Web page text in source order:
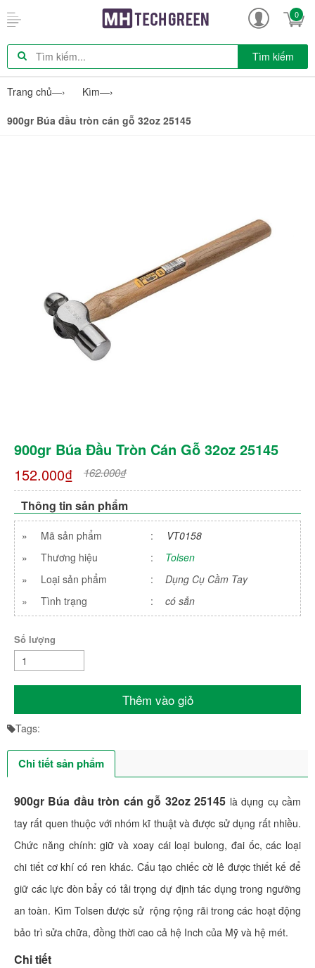
0
Tìm kiếm
Trang chủ—› Kìm—›
900gr Búa đầu tròn cán gỗ 32oz 25145
900gr Búa Đầu Tròn Cán Gỗ 32oz 25145
152.000₫
162.000₫
Thông tin sản phẩm
» Mã sản phẩm :
VT0158
»
Thương hiệu :
Tolsen
»
Loại sản phẩm :
Dụng Cụ Cầm Tay
»
Tình trạng : có sẳn
Số lượng
Thêm vào giỏ
Tags:
Chi tiết sản phẩm
900gr Búa đầu tròn cán gỗ 32oz 25145 là dụng cụ cầm
tay rất quen thuộc với nhóm kĩ thuật và được sử dụng rất nhiều.
Chức năng chính: giữ và xoay cái loại bulong, đai ốc, các loại
chi tiết cơ khí có ren khác. Cấu tạo chiếc cờ lê được thiết kế để
giữ các lực đòn bẩy có tải trọng dự định tác dụng trong ngưỡng
an toàn. Kìm Tolsen được sử rộng rộng rãi trong các hoạt động
bảo trì sửa chữa, đồng thời cao cả hệ Inch của Mỹ và hệ mét.
Chi tiết